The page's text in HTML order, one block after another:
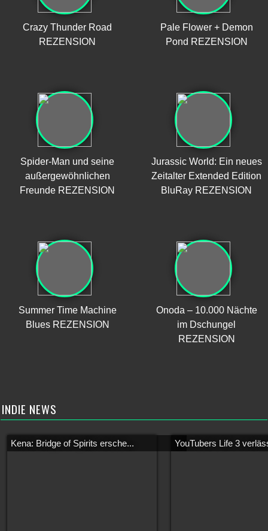
Crazy Thunder Road
REZENSION
Pale Flower + Demon
Pond REZENSION
Spider-Man und seine
außergewöhnlichen
Freunde REZENSION
Jurassic World: Ein neues
Zeitalter Extended Edition
BluRay REZENSION
Summer Time Machine
Blues REZENSION
Onoda – 10.000 Nächte
im Dschungel
REZENSION
INDIE NEWS
Kena: Bridge of Spirits ersche... YouTubers Life 3